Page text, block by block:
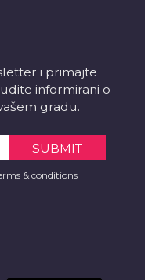
i primajte
informirani o
gradu.
& conditions